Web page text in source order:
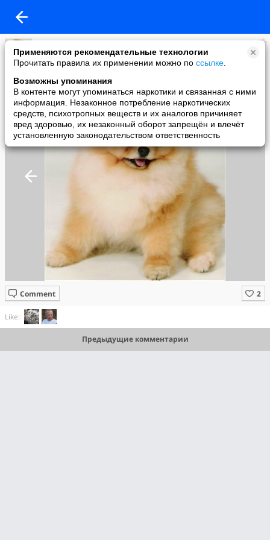
Применяются рекомендательные технологии
Прочитать правила их применении можно по ссылке
Возможны упоминания
В контенте могут упоминаться наркотики и связанная с ними
информация. Незаконное потребление наркотических
средств, психотропных веществ и их аналогов причиняет
вред здоровью, их незаконный оборот запрещён и влечёт
установленную законодательством ответственность
Елена Дудаш
added a photo
04 Apr в 01:16
Comment
Like:
Предыдущие комментарии